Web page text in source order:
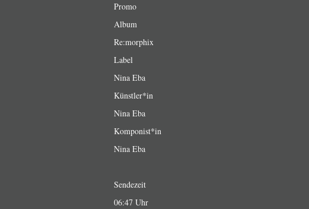
Promo
Album
Re:morphix
Label
Nina Eba
Künstler*in
Nina Eba
Komponist*in
Nina Eba
Sendezeit
06:47 Uhr